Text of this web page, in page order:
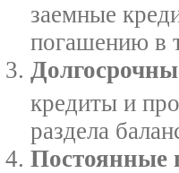
заемные
погашению в
кредиты и
раздела
Постоянные